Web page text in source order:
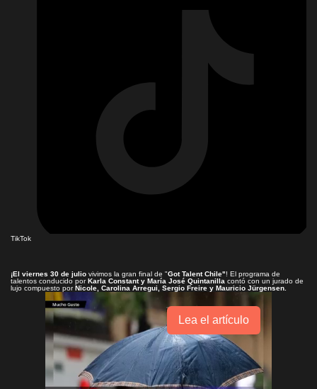
TikTok
¡El viernes 30 de julio vivimos la gran final de "Got Talent Chile"! El programa de
talentos conducido porKarla Constant y María José Quintanilla contó con un jurado de
lujo compuesto porNicole, Carolina Arregui, Sergio Freire y Mauricio Jürgensen.
Lea el artículo